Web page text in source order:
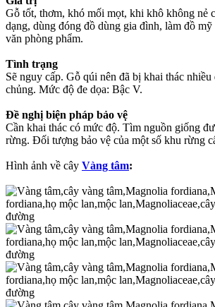
Gỗ tốt, thơm, khó mối mọt, khi khô không nẻ
dạng, dùng đóng đồ dùng gia đình, làm đồ mỹ
văn phòng phẩm.
Tình trạng
Sẽ nguy cấp. Gỗ qúi nên đã bị khai thác
chủng. Mức độ đe dọa: Bậc V.
Đề nghị biện pháp bảo vệ
Cần khai thác có mức độ. Tìm nguồn giống
rừng. Đối tượng bảo vệ của một số khu rừng
Hình ảnh về cây Vàng tâm: